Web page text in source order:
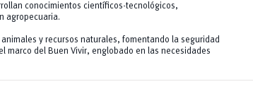
conocimientos científicos-tecnológicos,
agropecuaria.
y recursos naturales, fomentando la seguridad
del Buen Vivir, englobado en las necesidades